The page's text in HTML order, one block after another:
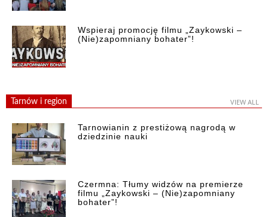
Wspieraj promocję filmu „Zaykowski –
(Nie)zapomniany bohater”!
Tarnów i region VIEW ALL
Tarnowianin z prestiżową nagrodą w
dziedzinie nauki
Czermna: Tłumy widzów na premierze
filmu „Zaykowski – (Nie)zapomniany
bohater”!